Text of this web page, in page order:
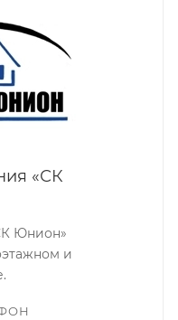
«СК
Юнион»
и